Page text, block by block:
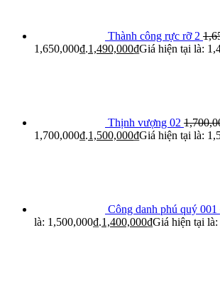
Thành công rực rỡ 2
1,650,000₫.1,490,000₫Giá hiện tại là:
Thịnh vượng 02
1,700,000₫.1,500,000₫Giá hiện tại là:
Công danh phú quý 001
là: 1,500,000₫.1,400,000₫Giá hiện tại